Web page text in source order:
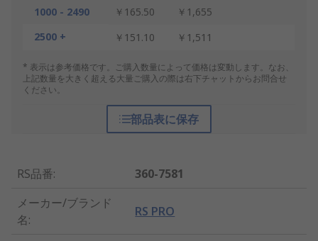
1000 - 2490
￥165.50
￥1,655
2500 +
￥151.10 ￥1,511
* 表示は参考価格です。ご購入数量によって価格は変動します。なお、
上記数量を大きく超える大量ご購入の際は右下チャットからお問合せ
ください。
部品表に保存
RS品番:
360-7581
メーカー/ブランド
名:
RS PRO